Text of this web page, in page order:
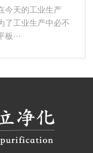
今天的工业生产
了工业生产中必不
···